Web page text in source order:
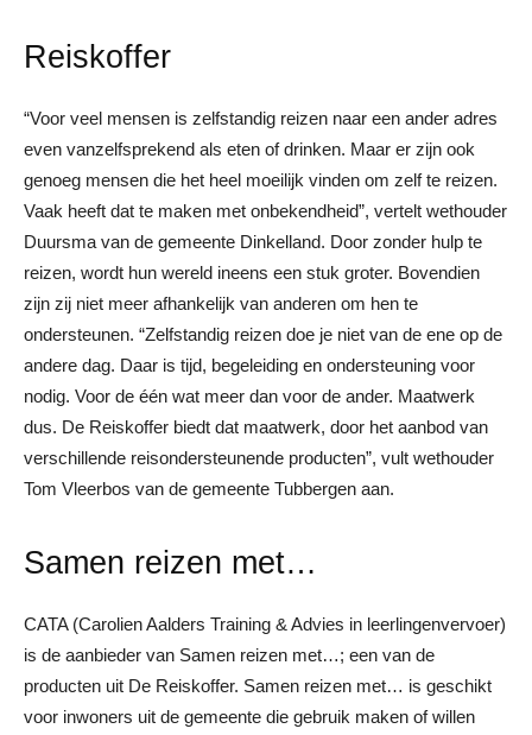
Reiskoffer
“Voor veel mensen is zelfstandig reizen naar een ander adres
even vanzelfsprekend als eten of drinken. Maar er zijn ook
genoeg mensen die het heel moeilijk vinden om zelf te reizen.
Vaak heeft dat te maken met onbekendheid”, vertelt wethouder
Duursma van de gemeente Dinkelland. Door zonder hulp te
reizen, wordt hun wereld ineens een stuk groter. Bovendien
zijn zij niet meer afhankelijk van anderen om hen te
ondersteunen. “Zelfstandig reizen doe je niet van de ene op de
andere dag. Daar is tijd, begeleiding en ondersteuning voor
nodig. Voor de één wat meer dan voor de ander. Maatwerk
dus. De Reiskoffer biedt dat maatwerk, door het aanbod van
verschillende reisondersteunende producten”, vult wethouder
Tom Vleerbos van de gemeente Tubbergen aan.
Samen reizen met…
CATA (Carolien Aalders Training & Advies in leerlingenvervoer)
is de aanbieder van Samen reizen met…; een van de
producten uit De Reiskoffer. Samen reizen met… is geschikt
voor inwoners uit de gemeente die gebruik maken of willen